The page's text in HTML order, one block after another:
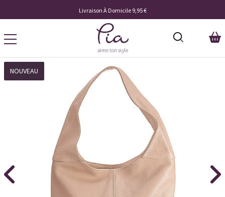
Livraison À Domicile 9,95 €
NOUVEAU